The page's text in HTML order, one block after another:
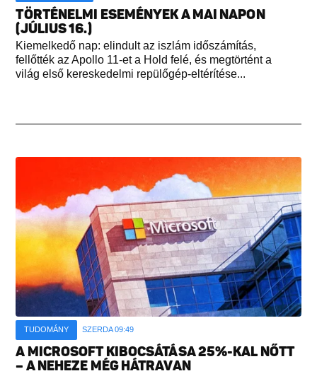
TÖRTÉNELMI ESEMÉNYEK A MAI NAPON
(JÚLIUS 16.)
Kiemelkedő nap: elindult az iszlám időszámítás,
fellőtték az Apollo 11-et a Hold felé, és megtörtént a
világ első kereskedelmi repülőgép-eltérítése...
TUDOMÁNY SZERDA 09:49
A MICROSOFT KIBOCSÁTÁSA 25%-KAL NŐTT
– A NEHEZE MÉG HÁTRAVAN